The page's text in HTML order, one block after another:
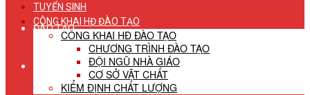
ĐÀO TẠO
TUYỂN SINH
TUYỂN SINH
CÔNG KHAI HĐ ĐÀO TẠO
CÔNG KHAI HĐ ĐÀO TẠO
CHƯƠNG TRÌNH ĐÀO TẠO
ĐỘI NGŨ NHÀ GIÁO
CƠ SỞ VẬT CHẤT
KIỂM ĐỊNH CHẤT LƯỢNG